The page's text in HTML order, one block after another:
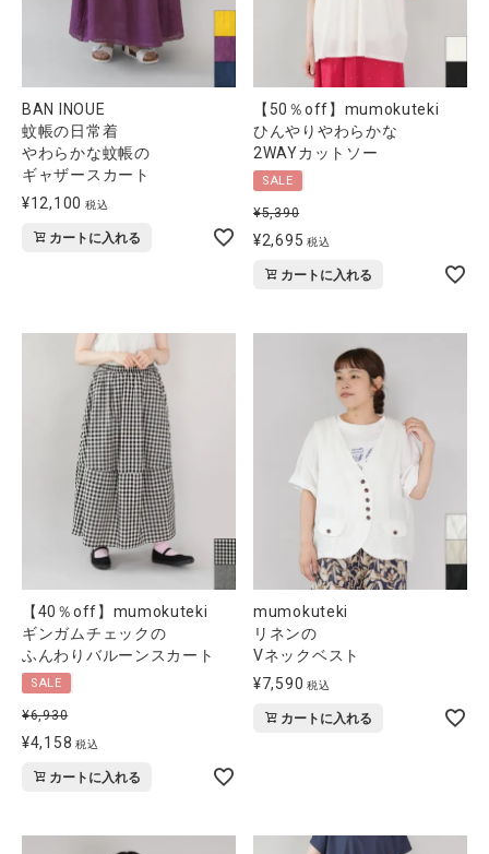
BAN INOUE
蚊帳の日常着
やわらかな蚊帳の
ギャザースカート
¥12,100 税込
カートに入れる
【50％off】mumokuteki
ひんやりやわらかな
2WAYカットソー
SALE
¥5,390
¥2,695 税込
カートに入れる
【40％off】mumokuteki
ギンガムチェックの
ふんわりバルーンスカート
SALE
¥6,930
¥4,158 税込
カートに入れる
mumokuteki
リネンの
Vネックベスト
¥7,590 税込
カートに入れる